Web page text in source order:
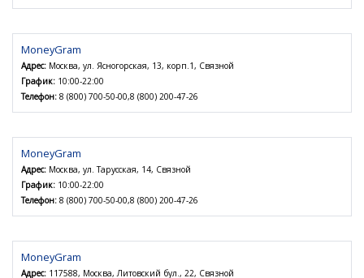
MoneyGram
Адрес: Москва, ул. Ясногорская, 13, корп.1, Связной
График: 10:00-22:00
Телефон: 8 (800) 700-50-00,8 (800) 200-47-26
MoneyGram
Адрес: Москва, ул. Тарусская, 14, Связной
График: 10:00-22:00
Телефон: 8 (800) 700-50-00,8 (800) 200-47-26
MoneyGram
Адрес: 117588, Москва, Литовский бул., 22, Связной